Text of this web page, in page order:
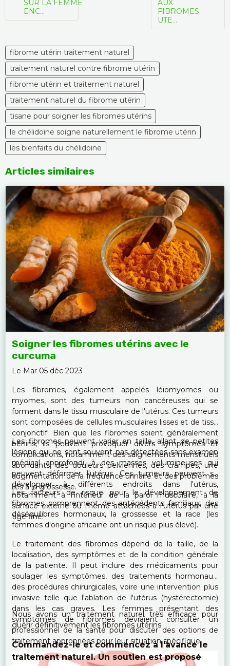
SUR LA FEMME
ENC...
AUX
FIBROMES
UTE...
fibrome utérin traitement naturel
traitement naturel contre fibrome utérin
fibrome utérin et traitement naturel
traitement naturel du fibrome utérin
tisane pour soigner les fibromes utérins
le chélidoine soigne naturellement le fibrome utérin
les bienfaits du chélidoine
Articles similaires
Soigner les fibromes utérins avec le
curcuma
Le Mar 05 déc 2023
Les fibromes, également appelés léiomyomes ou
myomes, sont des tumeurs non cancéreuses qui se
forment dans le tissu musculaire de l'utérus. Ces tumeurs
sont composées de cellules musculaires lisses et de tissu
conjonctif. Bien que les fibromes soient généralement
bénins, ils peuvent provoquer divers symptômes et
complications, notamment des saignements menstruels
abondants, des douleurs pelviennes, des crampes, une
augmentation de la fréquence urinaire et des problèmes
liés à la grossesse.
Les fibromes peuvent varier en taille, allant de petites
lésions qui ne sont souvent pas détectées sans examen
médical approfondi, à des masses volumineuses qui
peuvent déformer l'utérus. Ces tumeurs peuvent se
développer à différents endroits dans l'utérus,
notamment à l'intérieur de la paroi musculaire, à la
surface externe ou même attachées à l'utérus par une
tige fine.
Les facteurs de risque pour le développement de
fibromes comprennent des antécédents familiaux, des
déséquilibres hormonaux, la grossesse et la race (les
femmes d'origine africaine ont un risque plus élevé).
Le traitement des fibromes dépend de la taille, de la
localisation, des symptômes et de la condition générale
de la patiente. Il peut inclure des médicaments pour
soulager les symptômes, des traitements hormonaux,
des procédures chirurgicales, voire une intervention plus
invasive telle que l'ablation de l'utérus (hystérectomie)
dans les cas graves. Les femmes présentant des
symptômes de fibromes devraient consulter un
professionnel de la santé pour discuter des options de
traitement appropriées pour leur situation spécifique.
Nous avons un traitement naturel très efficace pour
guérir définitivement les fibromes utérins.
Commandez-le et commencez à l'avance le
traitement naturel. Un soutien est proposé